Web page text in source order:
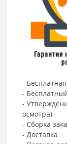
-
-
-
осмотра)
- Сборка
- Доставка